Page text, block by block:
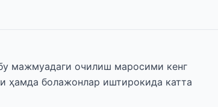
мажмуадаги очилиш маросими кенг
ҳамда болажонлар иштирокида катта